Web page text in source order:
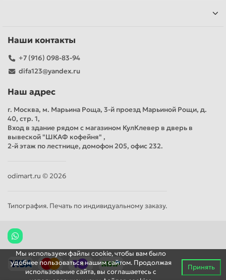
Наши контакты
+7 (916) 098-83-94
difa123@yandex.ru
Наш адрес
г. Москва, м. Марьина Роща, 3-й проезд Марьиной Рощи, д.
40, стр. 1,
Вход в здание рядом с магазином КулКлевер в дверь в
вывеской "ШКАФ кофейня" ,
2-й этаж по лестнице, домофон 205, офис 232.
odimart.ru © 2026
Типография. Печать по индивидуальному заказу.
Мы используем файлы cookie, чтобы вам было
удобнее пользоваться нашим сайтом. Продолжая
использование сайта, вы соглашаетесь c
Принять